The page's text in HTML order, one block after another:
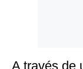
A través de